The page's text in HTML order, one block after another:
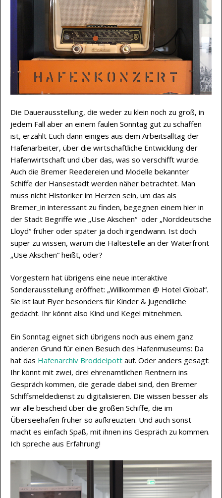
Die Dauerausstellung, die weder zu klein noch zu groß, in
jedem Fall aber an einem faulen Sonntag gut zu schaffen
ist, erzählt Euch dann einiges aus dem Arbeitsalltag der
Hafenarbeiter, über die wirtschaftliche Entwicklung der
Hafenwirtschaft und über das, was so verschifft wurde.
Auch die Bremer Reedereien und Modelle bekannter
Schiffe der Hansestadt werden näher betrachtet. Man
muss nicht Historiker im Herzen sein, um das als
Bremer_in interessant zu finden, begegnen einem hier in
der Stadt Begriffe wie „Use Akschen“ oder „Norddeutsche
Lloyd“ früher oder später ja doch irgendwann. Ist doch
super zu wissen, warum die Haltestelle an der Waterfront
„Use Akschen“ heißt, oder?
Vorgestern hat übrigens eine neue interaktive
Sonderausstellung eröffnet: „Willkommen @ Hotel Global“.
Sie ist laut Flyer besonders für Kinder & Jugendliche
gedacht. Ihr könnt also Kind und Kegel mitnehmen.
Ein Sonntag eignet sich übrigens noch aus einem ganz
anderen Grund für einen Besuch des Hafenmuseums: Da
hat das Hafenarchiv Broddelpott auf. Oder anders gesagt:
Ihr könnt mit zwei, drei ehrenamtlichen Rentnern ins
Gespräch kommen, die gerade dabei sind, den Bremer
Schiffsmeldedienst zu digitalisieren. Die wissen besser als
wir alle bescheid über die großen Schiffe, die im
Überseehafen früher so aufkreuzten. Und auch sonst
macht es einfach Spaß, mit ihnen ins Gespräch zu kommen.
Ich spreche aus Erfahrung!